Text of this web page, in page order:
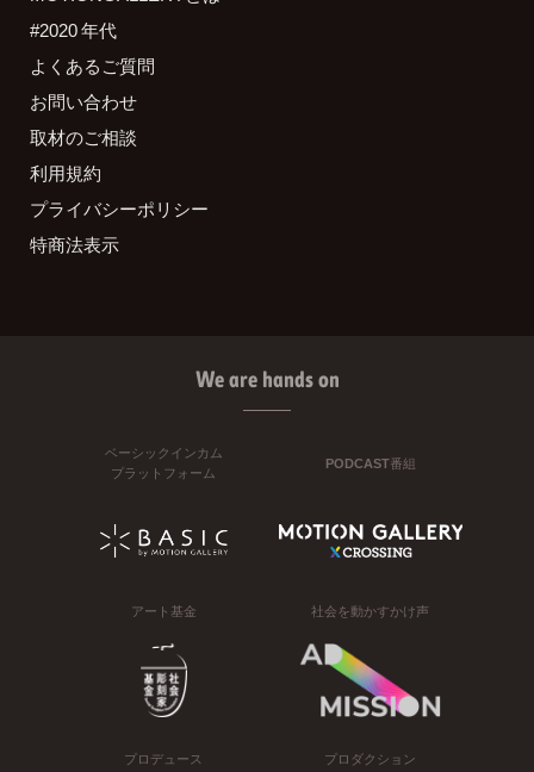
#2020 年代
よくあるご質問
お問い合わせ
取材のご相談
利用規約
プライバシーポリシー
特商法表示
We are hands on
ベーシックインカム
プラットフォーム
PODCAST番組
アート基金 社会を動かすかけ声
プロデュース プロダクション